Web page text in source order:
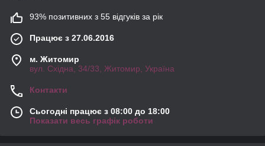
93% позитивних з 55 відгуків за рік
Працює з 27.06.2016
м. Житомир
вул. Східна, 34/33, Житомир, Україна
Контакти
Сьогодні працює з 08:00 до 18:00
Показати весь графік роботи